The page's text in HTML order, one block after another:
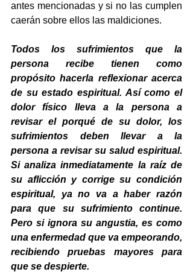
antes mencionadas y si no las cumplen
caerán sobre ellos las maldiciones.
Todos los sufrimientos que la
persona recibe tienen como
propósito hacerla reflexionar acerca
de su estado espiritual. Así como el
dolor físico lleva a la persona a
revisar el porqué de su dolor, los
sufrimientos deben llevar a la
persona a revisar su salud espiritual.
Si analiza inmediatamente la raíz de
su aflicción y corrige su condición
espiritual, ya no va a haber razón
para que su sufrimiento continue.
Pero si ignora su angustia, es como
una enfermedad que va empeorando,
recibiendo pruebas mayores para
que se despierte.